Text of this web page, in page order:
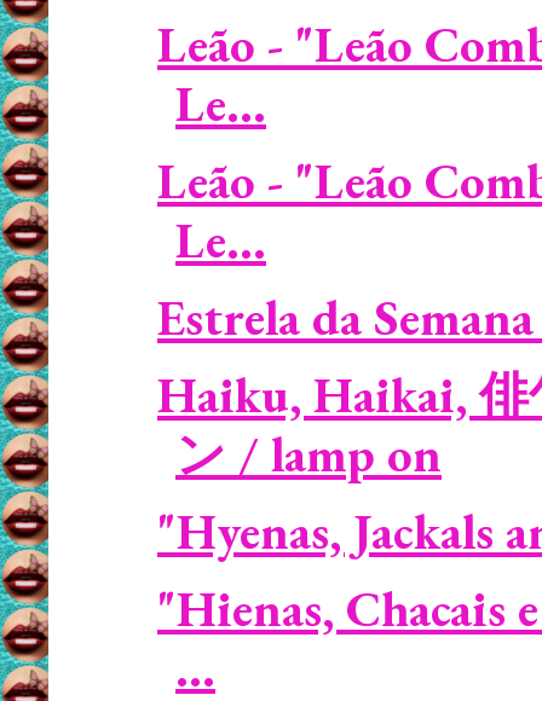
Leão - "Leão
Le...
Leão - "Leão
Le...
Estrela da
Haiku, Haikai, 俳
ン / lamp on
"Hyenas, Jackals
"Hienas, Chacais
...